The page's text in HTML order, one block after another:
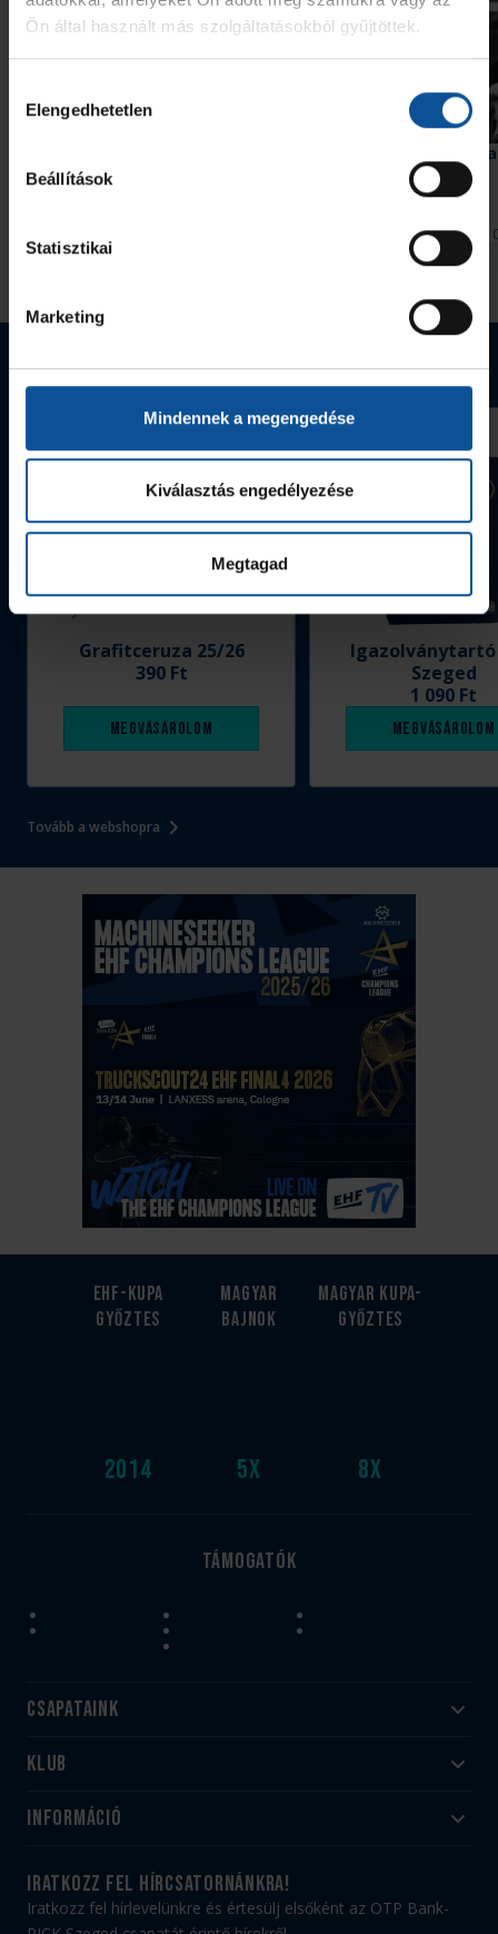
Ön által használt más szolgáltatásokból gyűjtöttek.
kiválasztása
Elengedhetetlen
Beállítások
Statisztikai
Marketing
Mindennek a megengedése
Kiválasztás engedélyezése
Megtagad
Videó
2026. aug.
Szabó „Sonka” Lászlóra
szavazhatunk
Webshop termékek
Tovább a webshopra
Grafitceruza 25/26
390 Ft
Megvásárolom
Szeged
1 090 Ft
Megvásárolom
EHF-Kupa
győztes
2014
Magyar
bajnok
5x
Magyar kupa-
győztes
8x
Támogatók
Csapataink
Felnőtt
Utánpótlás
Klub
#HandballFamily
Munkatársaink
PICK Aréna
Információ
Jegy- és bérletvásárlás
Webshop
iratkozz fel hírcsatornánkra!
Iratkozz fel hírlevelünkre és értesülj elsőként az OTP Bank-